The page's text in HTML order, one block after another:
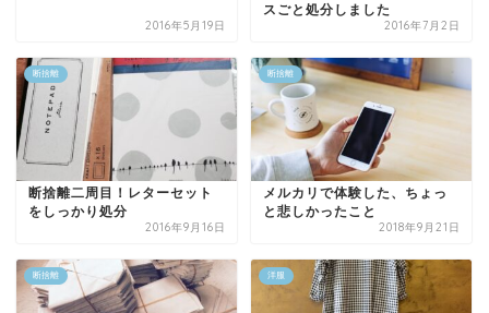
2016年5月19日
スごと処分しました
2016年7月2日
断捨離
断捨離二周目！レターセット
をしっかり処分
2016年9月16日
断捨離
メルカリで体験した、ちょっ
と悲しかったこと
2018年9月21日
断捨離 洋服